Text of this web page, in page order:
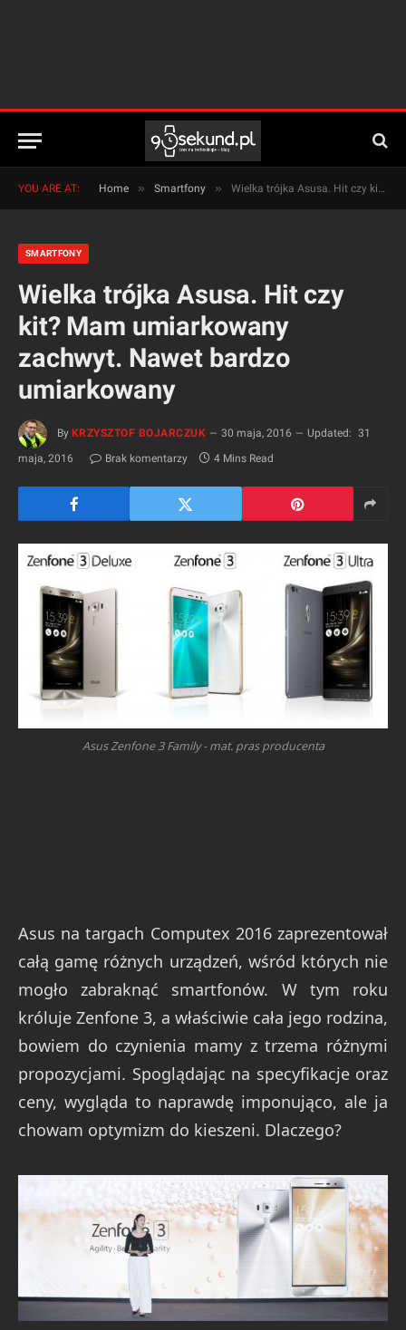
YOU ARE AT: Home » Smartfony » Wielka trójka Asusa. Hit czy kit? Mam umiarkowany zachwyt. Nawet bardzo umiarkowany
SMARTFONY
Wielka trójka Asusa. Hit czy
kit? Mam umiarkowany
zachwyt. Nawet bardzo
umiarkowany
By KRZYSZTOF BOJARCZUK 30 maja, 2016 Updated: 31
maja, 2016
Brak komentarzy 4 Mins Read
Asus Zenfone 3 Family - mat. pras producenta
Asus na targach Computex 2016 zaprezentował
całą gamę różnych urządzeń, wśród których nie
mogło zabraknąć smartfonów. W tym roku
króluje Zenfone 3, a właściwie cała jego rodzina,
bowiem do czynienia mamy z trzema różnymi
propozycjami. Spoglądając na specyfikacje oraz
ceny, wygląda to naprawdę imponująco, ale ja
chowam optymizm do kieszeni. Dlaczego?